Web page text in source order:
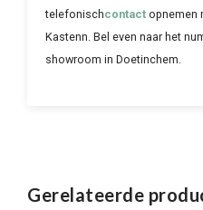
telefonischcontact opnemen
Kastenn. Bel even naar het
showroom in Doetinchem.
Gerelateerde